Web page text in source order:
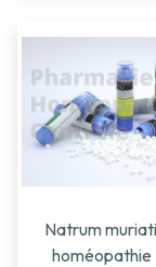
Natrum
homéopathie